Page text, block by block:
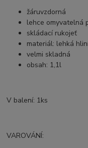
žáruvzdorná
lehce omyvatelná
skládací rukojeť
materiál: lehká
velmi skladná
obsah: 1,1l
V balení: 1ks
VAROVÁNÍ: